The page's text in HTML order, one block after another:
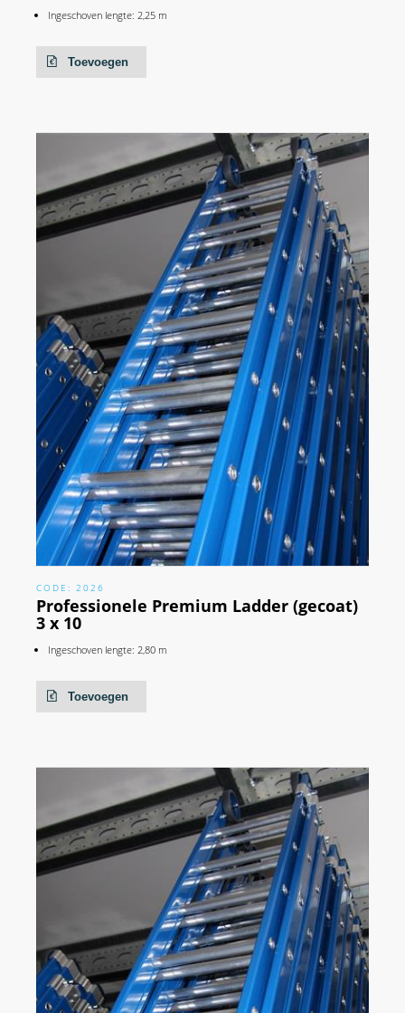
Ingeschoven lengte: 2,25 m
Toevoegen
CODE: 2026
Professionele Premium Ladder (gecoat)
3 x 10
Ingeschoven lengte: 2,80 m
Toevoegen